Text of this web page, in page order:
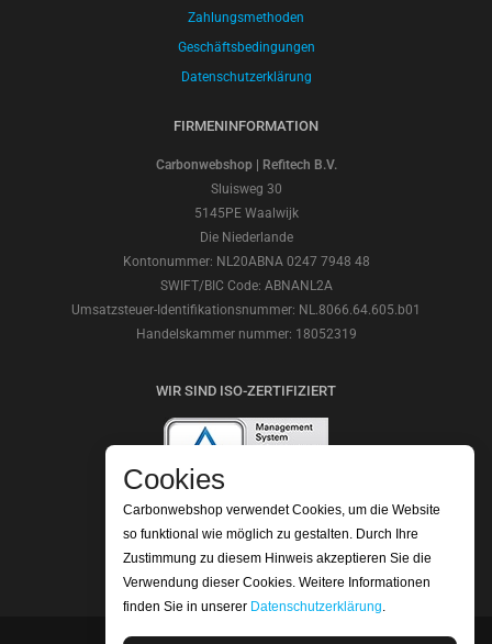
Zahlungsmethoden
Geschäftsbedingungen
Datenschutzerklärung
FIRMENINFORMATION
Carbonwebshop | Refitech B.V.
Sluisweg 30
5145PE Waalwijk
Die Niederlande
Kontonummer: NL20ABNA 0247 7948 48
SWIFT/BIC Code: ABNANL2A
Umsatzsteuer-Identifikationsnummer: NL.8066.64.605.b01
Handelskammer nummer: 18052319
WIR SIND ISO-ZERTIFIZIERT
LESEN SIE UNSERE BEWERTUNGEN
Cookies
Carbonwebshop verwendet Cookies, um die Website
so funktional wie möglich zu gestalten. Durch Ihre
Zustimmung zu diesem Hinweis akzeptieren Sie die
Verwendung dieser Cookies. Weitere Informationen
finden Sie in unserer Datenschutzerklärung.